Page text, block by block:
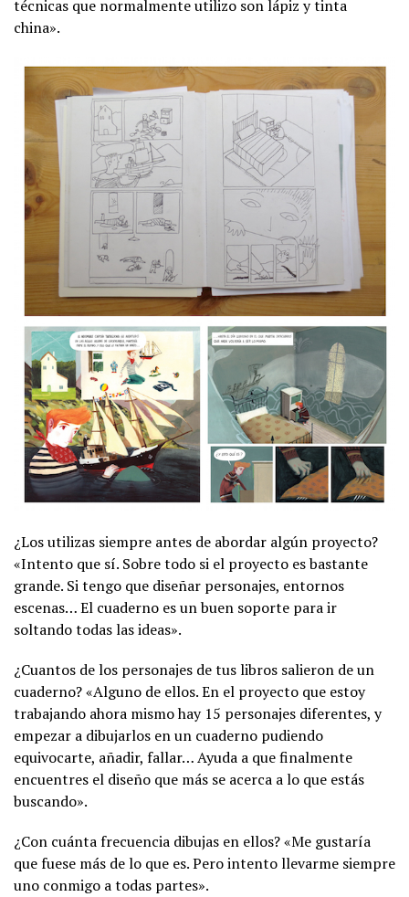
técnicas que normalmente utilizo son lápiz y tinta
china».
¿Los utilizas siempre antes de abordar algún proyecto?
«Intento que sí. Sobre todo si el proyecto es bastante
grande. Si tengo que diseñar personajes, entornos
escenas… El cuaderno es un buen soporte para ir
soltando todas las ideas».
¿Cuantos de los personajes de tus libros salieron de un
cuaderno? «Alguno de ellos. En el proyecto que estoy
trabajando ahora mismo hay 15 personajes diferentes, y
empezar a dibujarlos en un cuaderno pudiendo
equivocarte, añadir, fallar… Ayuda a que finalmente
encuentres el diseño que más se acerca a lo que estás
buscando».
¿Con cuánta frecuencia dibujas en ellos? «Me gustaría
que fuese más de lo que es. Pero intento llevarme siempre
uno conmigo a todas partes».